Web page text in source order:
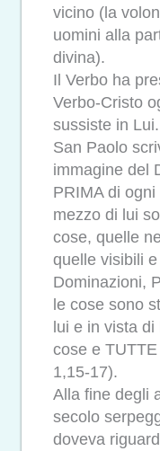
vicino (la
uomini alla
divina).
Il Verbo ha
Verbo-Cristo
sussiste in Lui.
San Paolo
immagine del
PRIMA di
mezzo di lui
cose, quelle
quelle visibili
Dominazioni,
le cose sono
lui e in vista
cose e
1,15-17).
Alla fine degli
secolo
doveva